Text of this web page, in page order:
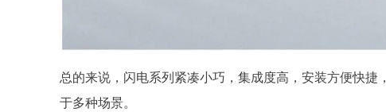
总的来说，闪电系列紧凑小巧，集成度高，安装方便快
于多种场景。